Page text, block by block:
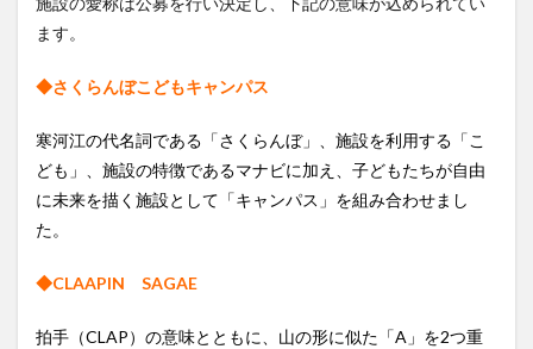
ます。
◆さくらんぼこどもキャンパス
寒河江の代名詞である「さくらんぼ」、施設を利用する「こ
ども」、施設の特徴であるマナビに加え、子どもたちが自由
に未来を描く施設として「キャンパス」を組み合わせまし
た。
◆CLAAPIN SAGAE
拍手（CLAP）の意味とともに、山の形に似た「A」を2つ重